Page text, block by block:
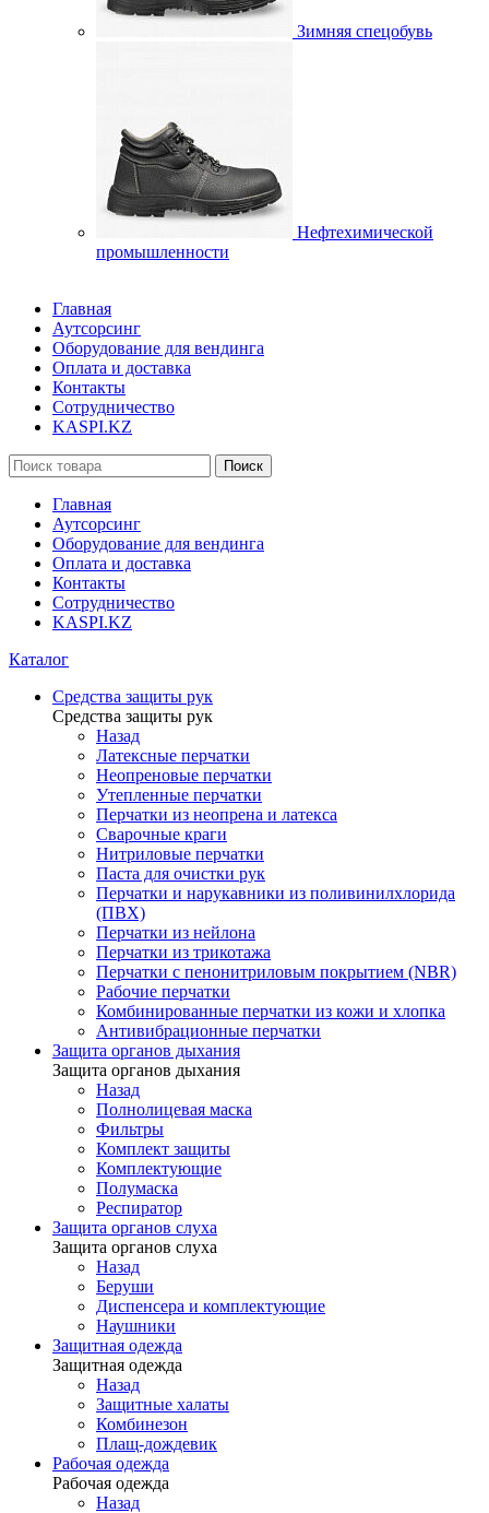
Зимняя спецобувь
Нефтехимической
промышленности
Главная
Аутсорсинг
Оборудование для вендинга
Оплата и доставка
Контакты
Сотрудничество
KASPI.KZ
Поиск
Главная
Аутсорсинг
Оборудование для вендинга
Оплата и доставка
Контакты
Сотрудничество
KASPI.KZ
Каталог
Средства защиты рук
Средства защиты рук
Назад
Латексные перчатки
Неопреновые перчатки
Утепленные перчатки
Перчатки из неопрена и латекса
Сварочные краги
Нитриловые перчатки
Паста для очистки рук
Перчатки и нарукавники из поливинилхлорида
(ПВХ)
Перчатки из нейлона
Перчатки из трикотажа
Перчатки с пенонитриловым покрытием (NBR)
Рабочие перчатки
Комбинированные перчатки из кожи и хлопка
Антивибрационные перчатки
Защита органов дыхания
Защита органов дыхания
Назад
Полнолицевая маска
Фильтры
Комплект защиты
Комплектующие
Полумаска
Респиратор
Защита органов слуха
Защита органов слуха
Назад
Беруши
Диспенсера и комплектующие
Наушники
Защитная одежда
Защитная одежда
Назад
Защитные халаты
Комбинезон
Плащ-дождевик
Рабочая одежда
Рабочая одежда
Назад